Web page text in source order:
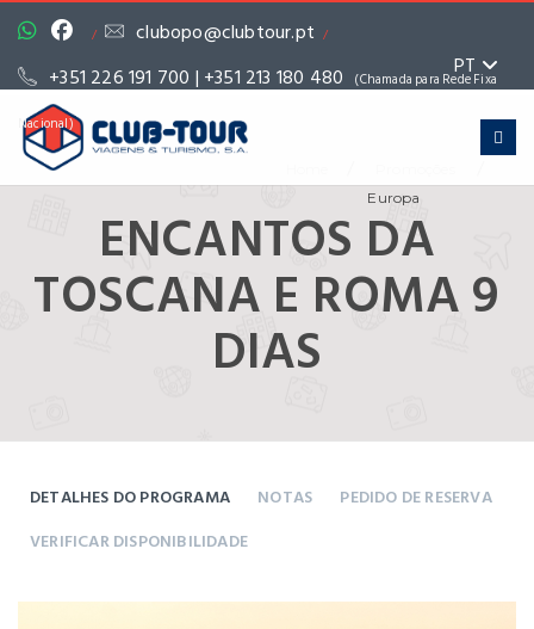
/ clubopo@clubtour.pt /
+351 226 191 700 | +351 213 180 480 (Chamada para Rede Fixa
Nacional)
PT
Europa
ENCANTOS DA
TOSCANA E ROMA 9
DIAS
DETALHES DO PROGRAMA NOTAS
PEDIDO DE RESERVA
VERIFICAR DISPONIBILIDADE